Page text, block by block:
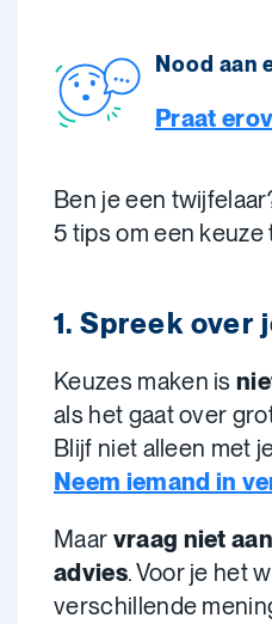
Nood aan
Praat
Ben je een
5 tips om een keuze
1. Spreek over
Keuzes maken is
als het gaat over
Blijf niet alleen met
Neem iemand in
Maar vraag niet
advies. Voor je het
verschillende